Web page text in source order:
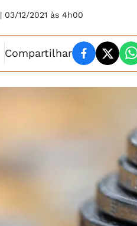
| 03/12/2021 às 4h00
Compartilhar